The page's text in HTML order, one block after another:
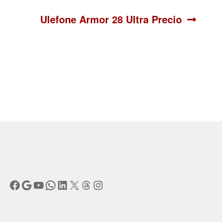
Siguiente:
Ulefone Armor 28 Ultra Precio
Facebook
Google
YouTube
WhatsApp
LinkedIn
X Threads
Instagram